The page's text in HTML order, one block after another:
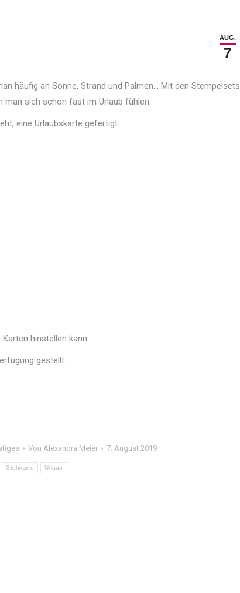
AUG.
7
häufig an Sonne, Strand und Palmen… Mit den Stempelsets
man sich schon fast im Urlaub fühlen.
eine Urlaubskarte gefertigt:
hinstellen kann..
gestellt.
Von Alexandra Meier 7. August 2019
Stehkarte Urlaub